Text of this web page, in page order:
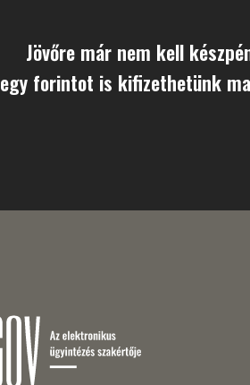
Jövőre már nem kell
egy forintot is kifizethetünk